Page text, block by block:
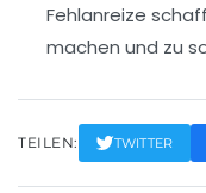
Fehlanreize
machen und zu
TEILEN: TWITTER